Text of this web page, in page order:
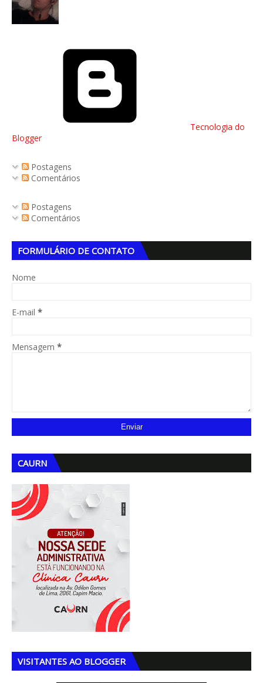
Tecnologia do
Blogger
Postagens
Comentários
Postagens
Comentários
FORMULÁRIO DE CONTATO
Nome
E-mail *
Mensagem *
CAURN
VISITANTES AO BLOGGER